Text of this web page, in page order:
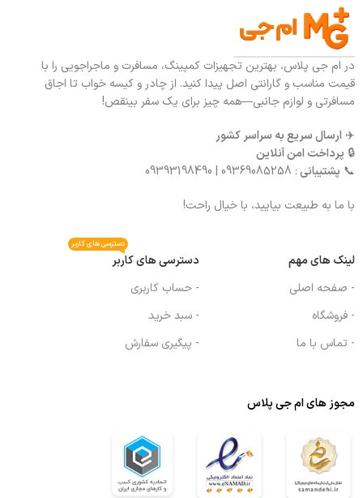
در ام جی پلاس، بهترین تجهیزات کمپینگ، مسافرت و ماجراجویی را با
قیمت مناسب و گارانتی اصل پیدا کنید. از چادر و کیسه خواب تا اجاق
مسافرتی و لوازم جانبی—همه چیز برای یک سفر بینقص!
✈️ ارسال سریع به سراسر کشور
🔒 پرداخت امن آنلاین
📞 پشتیبانی: 09369085258 | 09393198490
با ما به طبیعت بیایید، با خیال راحت!
لینک های مهم
- صفحه اصلی
- فروشگاه
- تماس با ما
دسترسی های کاربر
دسترسی های کاربر
- حساب کاربری
- سبد خرید
- پیگیری سفارش
مجوز های ام جی پلاس